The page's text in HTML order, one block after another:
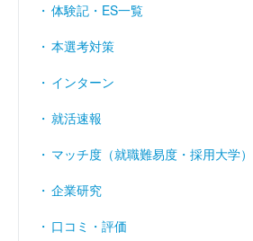
体験記・ES一覧
本選考対策
インターン
就活速報
マッチ度（就職難易度・採用大学）
企業研究
口コミ・評価